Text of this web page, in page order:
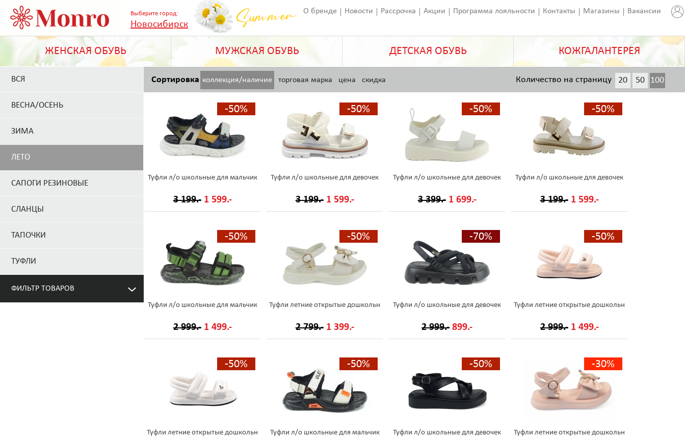
Выберите город:
Новосибирск
О бренде Новости Рассрочка Акции Программа лояльности Контакты Магазины Вакансии
ЖЕНСКАЯ ОБУВЬ МУЖСКАЯ ОБУВЬ ДЕТСКАЯ ОБУВЬ КОЖГАЛАНТЕРЕЯ
ВСЯ
ВЕСНА/ОСЕНЬ
ЗИМА
ЛЕТО
САПОГИ РЕЗИНОВЫЕ
СЛАНЦЫ
ТАПОЧКИ
ТУФЛИ
ФИЛЬТР ТОВАРОВ
Сортировка коллекция/наличие торговая марка цена скидка 20 50 100
200
Количество на страницу
-50%
Туфли л/о школьные для мальчик
3 199.- 1 599.-
-50%
Туфли л/о школьные для девочек
3 199.- 1 599.-
-50%
Туфли л/о школьные для девочек
3 399.- 1 699.-
-50%
Туфли л/о школьные для девочек
3 199.- 1 599.-
-50%
Туфли л/о школьные для мальчик
2 999.- 1 499.-
-50%
Туфли летние открытые дошкольн
2 799.- 1 399.-
-70%
Туфли л/о школьные для девочек
2 999.- 899.-
-50%
Туфли летние открытые дошкольн
2 999.- 1 499.-
-50%
Туфли летние открытые дошкольн
-50%
Туфли л/о школьные для мальчик
-50%
Туфли л/о школьные для девочек
-30%
Туфли летние открытые дошкольн